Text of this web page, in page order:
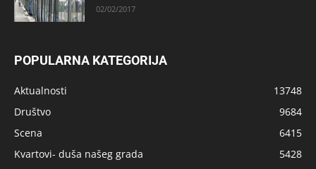
02/02/2017
POPULARNA KATEGORIJA
Aktualnosti
13748
Društvo
9684
Scena
6415
Kvartovi- duša našeg grada
5428